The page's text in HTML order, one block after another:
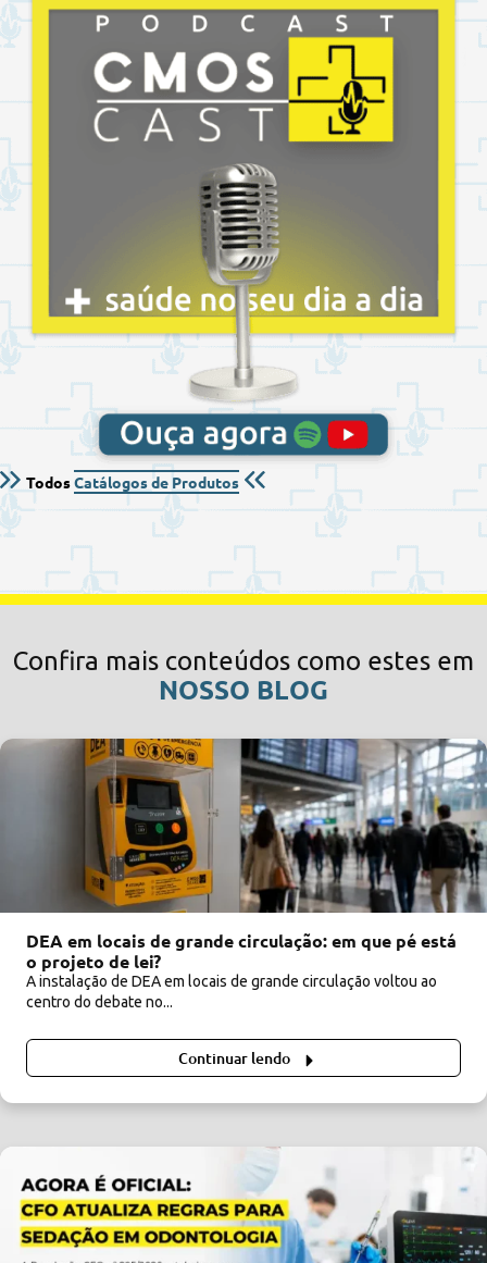
TodosCatálogos de Produtos
Confira mais conteúdos como estes em
NOSSO BLOG
DEA em locais de grande circulação: em que pé está
o projeto de lei?
A instalação de DEA em locais de grande circulação voltou ao
centro do debate no...
Continuar lendo